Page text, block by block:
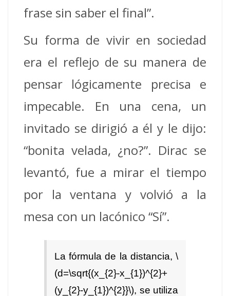
frase sin saber el final”.
Su forma de vivir en sociedad
era el reflejo de su manera de
pensar lógicamente precisa e
impecable. En una cena, un
invitado se dirigió a él y le dijo:
“bonita velada, ¿no?”. Dirac se
levantó, fue a mirar el tiempo
por la ventana y volvió a la
mesa con un lacónico “Sí”.
La fórmula de la distancia, \
(d=\sqrt{(x_{2}-x_{1})^{2}+
(y_{2}-y_{1})^{2}}\), se utiliza